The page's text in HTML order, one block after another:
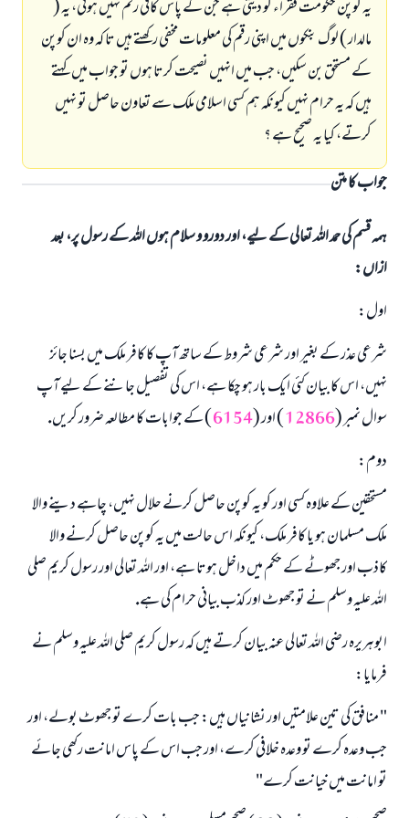
يہ كوپن حكومت فقراء كو ديتى ہے جن كے پاس كافى رقم نہيں ہوتى، يہ (
مالدار ) لوگ بنكوں ميں اپنى رقم كى معلومات مخفى ركھتے ہيں تا كہ وہ ان كوپن
كے مستحق بن سكيں، جب ميں انہيں نصيحت كرتا ہوں تو جواب ميں كہتے
ہيں كہ يہ حرام نہيں كيونكہ ہم كسى اسلامى ملك سے تعاون حاصل تو نہيں
كرتے، كيا يہ صحيح ہے ؟
جواب کا متن
ہمہ قسم کی حمد اللہ تعالی کے لیے، اور دورو و سلام ہوں اللہ کے رسول پر، بعد
ازاں:
اول:
شرعى عذر كے بغير اور شرعى شروط كے ساتھ آپ كا كافر ملك ميں بسنا جائز
نہيں، اس كا بيان كئى ايك بار ہو چكا ہے، اس كى تفصيل جاننے كے ليے آپ
سوال نمبر (12866) اور (6154) كے جوابات كا مطالعہ ضرور كريں.
دوم:
مستحقين كے علاوہ كسى اور كو يہ كوپن حاصل كرنے حلال نہيں، چاہے دينے والا
ملك مسلمان ہو يا كافر ملك، كيونكہ اس حالت ميں يہ كوپن حاصل كرنے والا
كاذب اور جھوٹے كے حكم ميں داخل ہوتا ہے، اور اللہ تعالى اور رسول كريم صلى
اللہ عليہ وسلم نے تو جھوٹ اور كذب بيانى حرام كى ہے.
ابوہريرہ رضى اللہ تعالى عنہ بيان كرتے ہيں كہ رسول كريم صلى اللہ عليہ وسلم نے
فرمايا:
" منافق كى تين علامتيں اور نشانياں ہيں: جب بات كرے تو جھوٹ بولے، اور
جب وعدہ كرے تو وعدہ خلافى كرے، اور جب اس كے پاس امانت ركھى جائے
تو امانت ميں خيانت كرے"